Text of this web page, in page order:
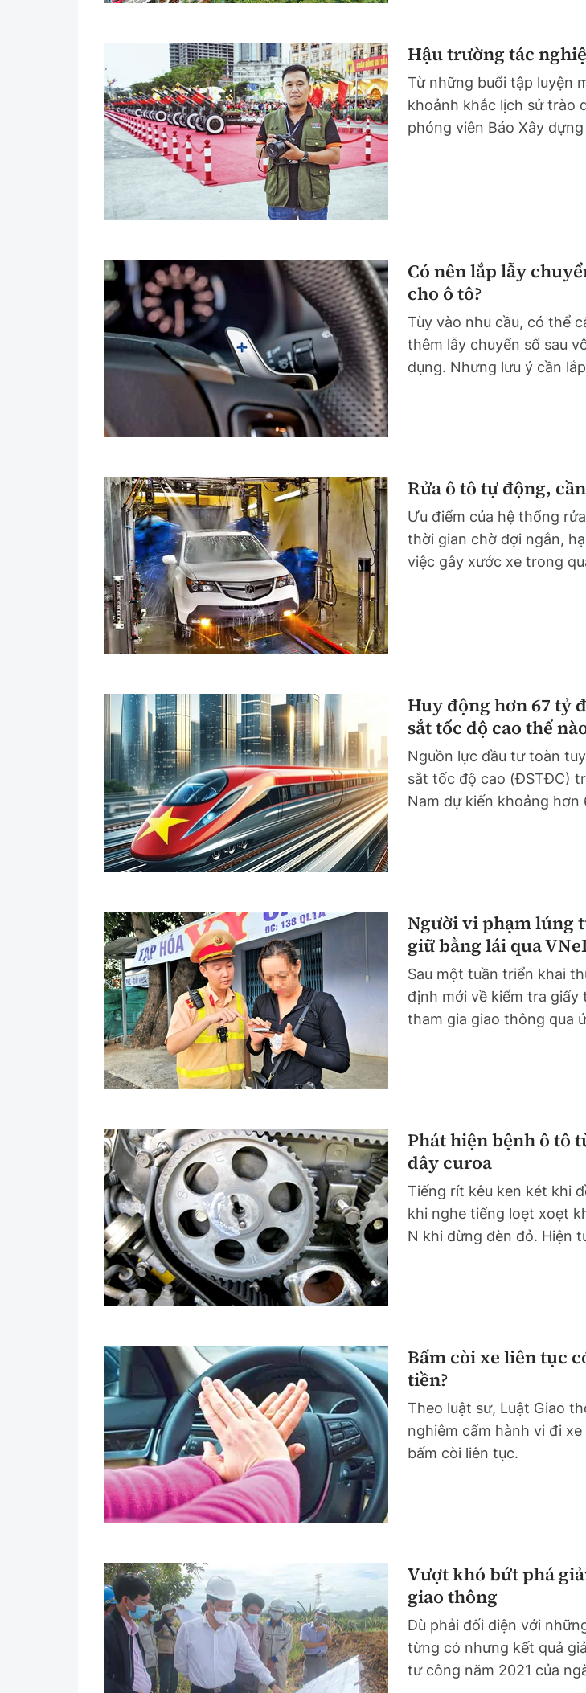
Thế giới
Thời sự Quốc tế
Hồ sơ tài liệu
Thế giới giao thông
Thế giới xây dựng
Đi ++
Du lịch
Khám phá
Lối sống
Ẩm thực
Thời sự
Khám phá
Camera giao thông
Hậu trường tác
Từ những buổi tập luyện
khoảnh khắc lịch sử trào
phóng viên Báo Xây
Có nên lắp lẫy
cho ô tô?
Tùy vào nhu cầu, có thể
thêm lẫy chuyển số sau
dụng. Nhưng lưu ý cần
Rửa ô tô tự động,
Ưu điểm của hệ thống
thời gian chờ đợi ngắn,
việc gây xước xe trong
Huy động hơn 67 tỷ
sắt tốc độ cao thế
Nguồn lực đầu tư toàn
sắt tốc độ cao (ĐSTĐC)
Nam dự kiến khoảng hơn
Người vi phạm lúng
giữ bằng lái qua
Sau một tuần triển khai
định mới về kiểm tra giấy
tham gia giao thông qua
Phát hiện bệnh ô tô
dây curoa
Tiếng rít kêu ken két khi
khi nghe tiếng loẹt xoẹt
N khi dừng đèn đỏ. Hiện
Bấm còi xe liên tục
tiền?
Theo luật sư, Luật Giao
nghiêm cấm hành vi đi
bấm còi liên tục.
Vượt khó bứt phá
giao thông
Dù phải đối diện với
từng có nhưng kết quả
tư công năm 2021 của